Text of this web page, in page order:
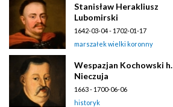
Stanisław Herakliusz
Lubomirski
1642-03-04 - 1702-01-17
marszałek wielki koronny
Wespazjan Kochowski h.
Nieczuja
1663 - 1700-06-06
historyk